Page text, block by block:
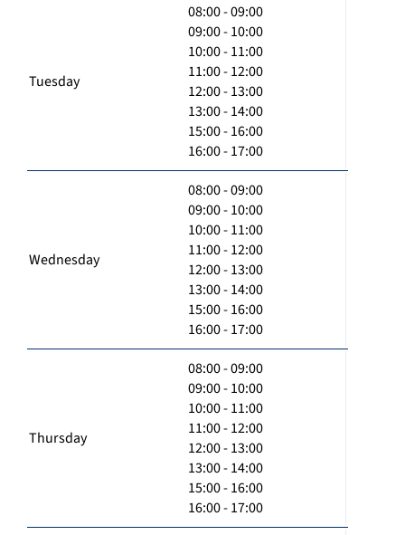
Tuesday
08:00 - 09:00
09:00 - 10:00
10:00 - 11:00
11:00 - 12:00
12:00 - 13:00
13:00 - 14:00
15:00 - 16:00
16:00 - 17:00
Wednesday
08:00 - 09:00
09:00 - 10:00
10:00 - 11:00
11:00 - 12:00
12:00 - 13:00
13:00 - 14:00
15:00 - 16:00
16:00 - 17:00
Thursday
08:00 - 09:00
09:00 - 10:00
10:00 - 11:00
11:00 - 12:00
12:00 - 13:00
13:00 - 14:00
15:00 - 16:00
16:00 - 17:00